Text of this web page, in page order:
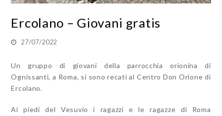
Ercolano – Giovani gratis
27/07/2022
Un gruppo di giovani della parrocchia orionina di
Ognissanti, a Roma, si sono recati al Centro Don Orione di
Ercolano.
Ai piedi del Vesuvio i ragazzi e le ragazze di Roma